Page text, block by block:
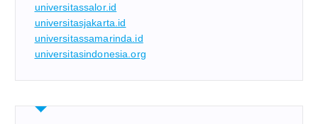
universitassalor.id
universitasjakarta.id
universitassamarinda.id
universitasindonesia.org